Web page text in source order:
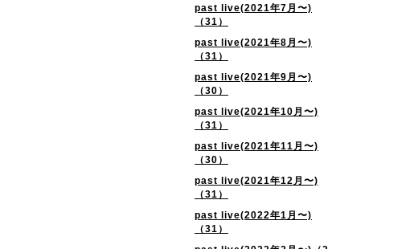
past live(2021年7月〜)
（31）
past live(2021年8月〜)
（31）
past live(2021年9月〜)
（30）
past live(2021年10月〜)
（31）
past live(2021年11月〜)
（30）
past live(2021年12月〜)
（31）
past live(2022年1月〜)
（31）